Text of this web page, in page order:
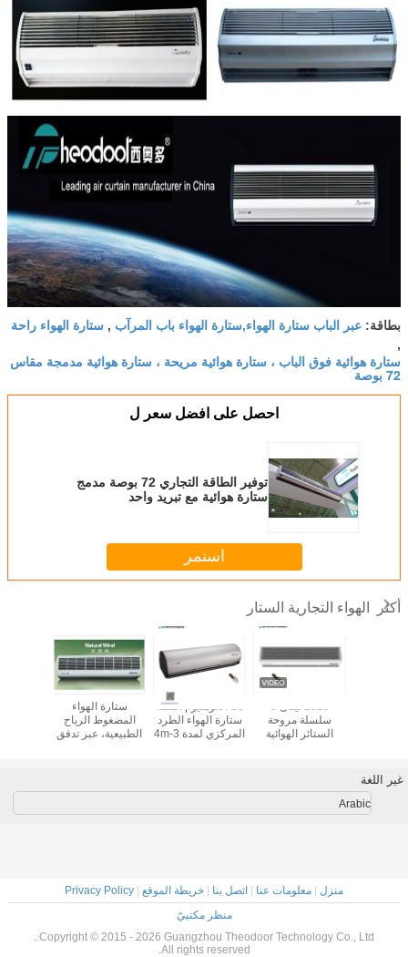
بطاقة: عبر الباب ستارة الهواء,ستارة الهواء باب المرآب , ستارة الهواء راحة
,
ستارة هوائية فوق الباب ، ستارة هوائية مريحة ، ستارة هوائية مدمجة مقاس
72 بوصة
احصل على افضل سعر ل
توفير الطاقة التجاري 72 بوصة مدمج
ستارة هوائية مع تبريد واحد
استمر
أكثر الهواء التجارية الستار
ستارة الهواء
المضغوط الرياح
الطبيعية، عبر تدفق
S5 الألومنيوم الفضة
ستارة الهواء الطرد
المركزي لمدة 3-4m
2025 تيتان 5
سلسلة مروحة
الستائر الهوائية
60Hz
غير اللغة
Arabic
منزل | معلومات عنا | اتصل بنا | خريطة الموقع |
Privacy Policy
منظر مكتبيّ
Copyright © 2015 - 2026 Guangzhou Theodoor Technology Co., Ltd..
All rights reserved.